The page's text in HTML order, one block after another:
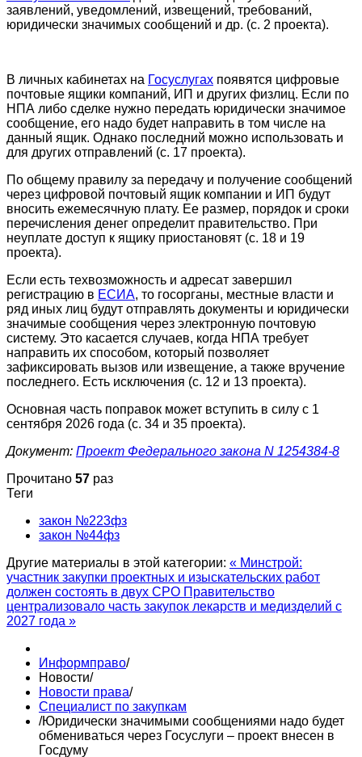
заявлений, уведомлений, извещений, требований,
юридически значимых сообщений и др. (с. 2 проекта).
В личных кабинетах на Госуслугах появятся цифровые
почтовые ящики компаний, ИП и других физлиц. Если по
НПА либо сделке нужно передать юридически значимое
сообщение, его надо будет направить в том числе на
данный ящик. Однако последний можно использовать и
для других отправлений (с. 17 проекта).
По общему правилу за передачу и получение сообщений
через цифровой почтовый ящик компании и ИП будут
вносить ежемесячную плату. Ее размер, порядок и сроки
перечисления денег определит правительство. При
неуплате доступ к ящику приостановят (с. 18 и 19
проекта).
Если есть техвозможность и адресат завершил
регистрацию в ЕСИА, то госорганы, местные власти и
ряд иных лиц будут отправлять документы и юридически
значимые сообщения через электронную почтовую
систему. Это касается случаев, когда НПА требует
направить их способом, который позволяет
зафиксировать вызов или извещение, а также вручение
последнего. Есть исключения (с. 12 и 13 проекта).
Основная часть поправок может вступить в силу с 1
сентября 2026 года (с. 34 и 35 проекта).
Документ: Проект Федерального закона N 1254384-8
Прочитано 57 раз
Теги
закон №223фз
закон №44фз
Другие материалы в этой категории: « Минстрой:
участник закупки проектных и изыскательских работ
должен состоять в двух СРО Правительство
централизовало часть закупок лекарств и медизделий с
2027 года »
Информправо/
Новости/
Новости права/
Специалист по закупкам
/Юридически значимыми сообщениями надо будет
обмениваться через Госуслуги – проект внесен в
Госдуму